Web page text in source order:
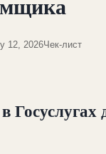
12, 2026Чек-лист